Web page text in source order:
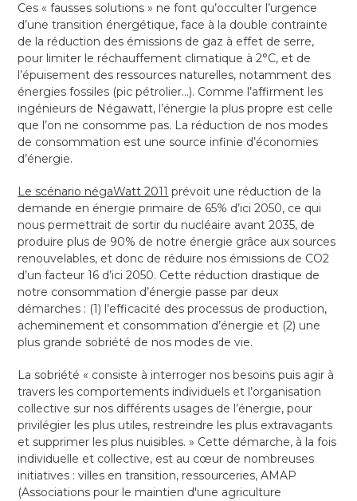
Ces « fausses solutions » ne font qu’occulter l’urgence
d’une transition énergétique, face à la double contrainte
de la réduction des émissions de gaz à effet de serre,
pour limiter le réchauffement climatique à 2°C, et de
l’épuisement des ressources naturelles, notamment des
énergies fossiles (pic pétrolier…). Comme l’affirment les
ingénieurs de Négawatt, l’énergie la plus propre est celle
que l’on ne consomme pas. La réduction de nos modes
de consommation est une source infinie d’économies
d’énergie.
Le scénario négaWatt 2011 prévoit une réduction de la
demande en énergie primaire de 65% d’ici 2050, ce qui
nous permettrait de sortir du nucléaire avant 2035, de
produire plus de 90% de notre énergie grâce aux sources
renouvelables, et donc de réduire nos émissions de CO2
d’un facteur 16 d’ici 2050. Cette réduction drastique de
notre consommation d’énergie passe par deux
démarches : (1) l’efficacité des processus de production,
acheminement et consommation d’énergie et (2) une
plus grande sobriété de nos modes de vie.
La sobriété « consiste à interroger nos besoins puis agir à
travers les comportements individuels et l’organisation
collective sur nos différents usages de l’énergie, pour
privilégier les plus utiles, restreindre les plus extravagants
et supprimer les plus nuisibles. » Cette démarche, à la fois
individuelle et collective, est au cœur de nombreuses
initiatives : villes en transition, ressourceries, AMAP
(Associations pour le maintien d'une agriculture